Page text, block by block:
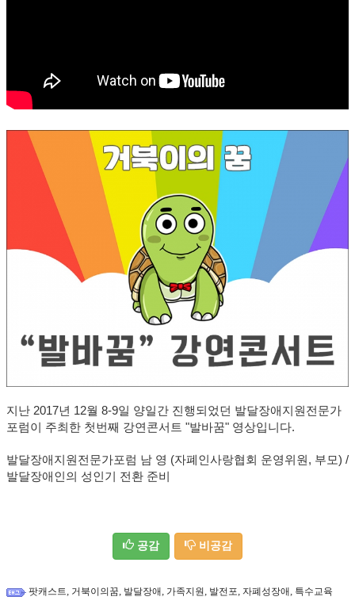
지난 2017년 12월 8-9일 양일간 진행되었던 발달장애지원전문가
포럼이 주최한 첫번째 강연콘서트 "발바꿈" 영상입니다.
발달장애지원전문가포럼 남 영 (자폐인사랑협회 운영위원, 부모) /
발달장애인의 성인기 전환 준비
공감 비공감
팟캐스트, 거북이의꿈, 발달장애, 가족지원, 발전포, 자폐성장애, 특수교육